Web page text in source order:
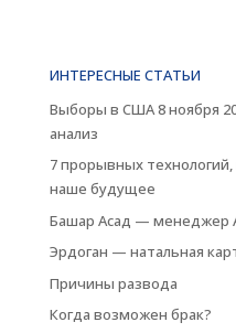
ИНТЕРЕСНЫЕ СТАТЬИ
Выборы в США 8 ноября
анализ
7 прорывных
наше будущее
Башар Асад — менеджер
Эрдоган — натальная
Причины развода
Когда возможен брак?